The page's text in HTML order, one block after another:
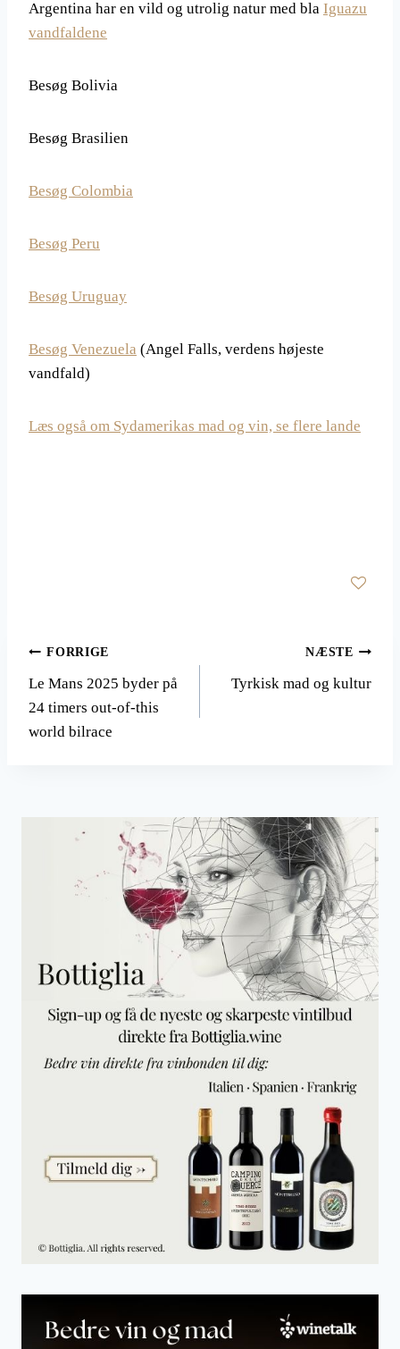
Argentina har en vild og utrolig natur med bla Iguazu
vandfaldene
Besøg Bolivia
Besøg Brasilien
Besøg Colombia
Besøg Peru
Besøg Uruguay
Besøg Venezuela (Angel Falls, verdens højeste
vandfald)
Læs også om Sydamerikas mad og vin, se flere lande
Indlægsnavigation
FORRIGE
Le Mans 2025 byder på
24 timers out-of-this
world bilrace
NÆSTE
Tyrkisk mad og kultur